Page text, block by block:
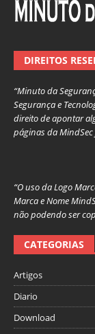
DIREITOS
“Minuto da
Segurança e
direito de apontar
páginas da MindSec
“O uso da Logo
Marca e Nome
não podendo ser
CATEGORIAS
Artigos
Diario
Download